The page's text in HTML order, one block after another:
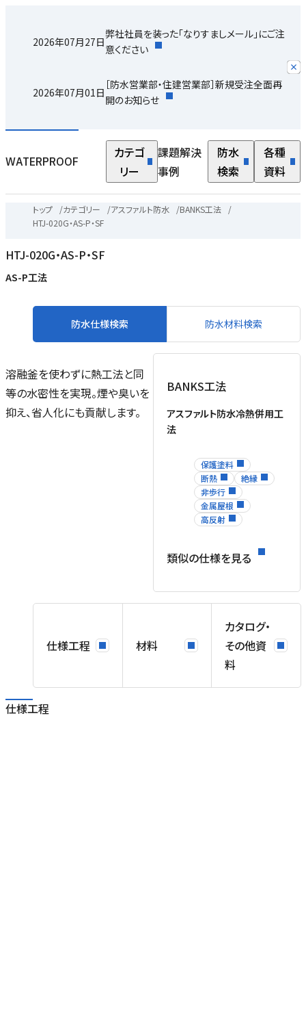
2026年07月27日
弊社社員を装った「なりすましメール」にご注
意ください
2026年07月01日
［防水営業部・住建営業部］新規受注全面再
開のお知らせ
WATERPROOF
カテゴ
リー
課題解決
事例
防水
検索
各種
資料
トップ /カテゴリー /アスファルト防水 /BANKS工法
/
HTJ-020G・AS-P・SF
HTJ-020G・AS-P・SF
AS-P工法
防水仕様検索 防水材料検索
溶融釜を使わずに熱工法と同
等の水密性を実現。煙や臭いを
抑え、省人化にも貢献します。
BANKS工法
アスファルト防水冷熱併用工
法
保護塗料
断熱
絶縁
非歩行
金属屋根
高反射
類似の仕様を見る
仕様工程 材料
カタログ・
その他資
料
仕様工程